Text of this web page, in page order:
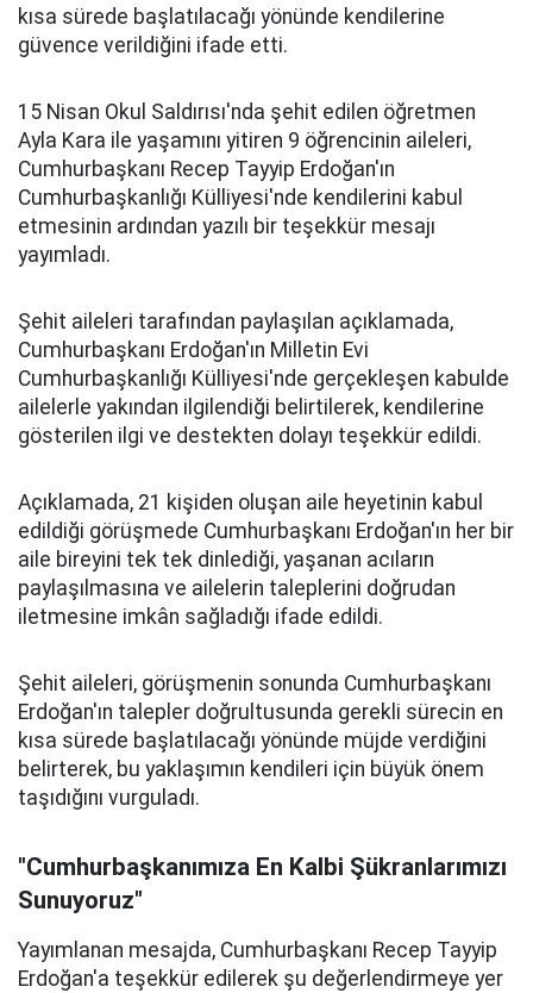
kısa sürede başlatılacağı yönünde kendilerine
güvence verildiğini ifade etti.
15 Nisan Okul Saldırısı'nda şehit edilen öğretmen
Ayla Kara ile yaşamını yitiren 9 öğrencinin aileleri,
Cumhurbaşkanı Recep Tayyip Erdoğan'ın
Cumhurbaşkanlığı Külliyesi'nde kendilerini kabul
etmesinin ardından yazılı bir teşekkür mesajı
yayımladı.
Şehit aileleri tarafından paylaşılan açıklamada,
Cumhurbaşkanı Erdoğan'ın Milletin Evi
Cumhurbaşkanlığı Külliyesi'nde gerçekleşen kabulde
ailelerle yakından ilgilendiği belirtilerek, kendilerine
gösterilen ilgi ve destekten dolayı teşekkür edildi.
Açıklamada, 21 kişiden oluşan aile heyetinin kabul
edildiği görüşmede Cumhurbaşkanı Erdoğan'ın her bir
aile bireyini tek tek dinlediği, yaşanan acıların
paylaşılmasına ve ailelerin taleplerini doğrudan
iletmesine imkân sağladığı ifade edildi.
Şehit aileleri, görüşmenin sonunda Cumhurbaşkanı
Erdoğan'ın talepler doğrultusunda gerekli sürecin en
kısa sürede başlatılacağı yönünde müjde verdiğini
belirterek, bu yaklaşımın kendileri için büyük önem
taşıdığını vurguladı.
"Cumhurbaşkanımıza En Kalbi Şükranlarımızı
Sunuyoruz"
Yayımlanan mesajda, Cumhurbaşkanı Recep Tayyip
Erdoğan'a teşekkür edilerek şu değerlendirmeye yer